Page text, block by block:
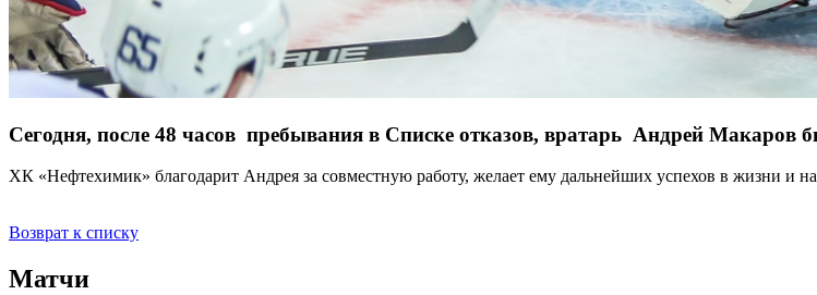
Сегодня, после 48 часов пребывания в Списке отказов, вратарь Андрей
ХК «Нефтехимик» благодарит Андрея за совместную работу, желает ему дальнейших успехов в жизни и
Возврат к списку
Матчи